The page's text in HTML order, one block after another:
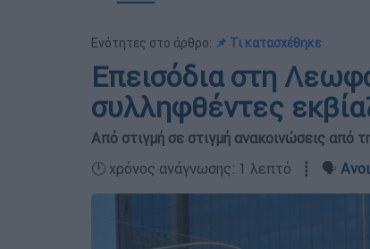
Ενότητες στο άρθρο: 📌 Τι κατασχέθηκε
Επεισόδια στη
συλληφθέντες
Από στιγμή σε στιγμή ανακοινώσεις από
🕛 χρόνος ανάγνωσης: 1 λεπτό ┋ 🗣️